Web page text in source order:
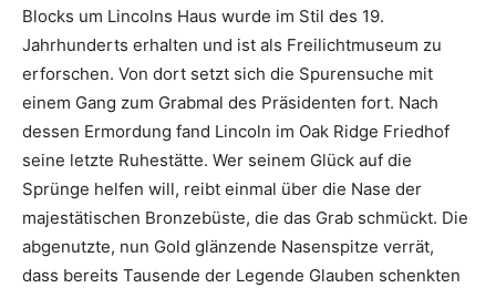
Blocks um Lincolns Haus wurde im Stil des 19.
Jahrhunderts erhalten und ist als Freilichtmuseum zu
erforschen. Von dort setzt sich die Spurensuche mit
einem Gang zum Grabmal des Präsidenten fort. Nach
dessen Ermordung fand Lincoln im Oak Ridge Friedhof
seine letzte Ruhestätte. Wer seinem Glück auf die
Sprünge helfen will, reibt einmal über die Nase der
majestätischen Bronzebüste, die das Grab schmückt. Die
abgenutzte, nun Gold glänzende Nasenspitze verrät,
dass bereits Tausende der Legende Glauben schenkten